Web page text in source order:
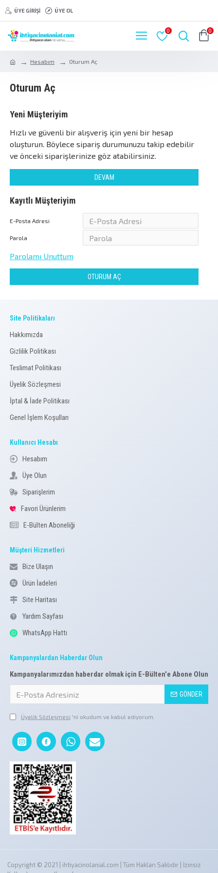
ÜYE GIRIŞI ÜYE OL
0 0
Hesabım Oturum Aç
Oturum Aç
Yeni Müşteriyim
Hızlı ve güvenli bir alışveriş için yeni bir hesap
oluşturun. Böylece sipariş durumunuzu takip edebilir
ve önceki siparişlerinize göz atabilirsiniz.
DEVAM
Kayıtlı Müşteriyim
E-Posta Adresi
Parola
Parolamı Unuttum
OTURUM AÇ
Site Politikaları
Hakkımızda
Gizlilik Politikası
Teslimat Politikası
Üyelik Sözleşmesi
İptal & İade Politikası
Genel İşlem Koşulları
Kullanıcı Hesabı
Hesabım
Üye Olun
Siparişlerim
Favori Ürünlerim
E-Bülten Aboneliği
Müşteri Hizmetleri
Bize Ulaşın
Ürün İadeleri
Site Haritası
Yardım Sayfası
WhatsApp Hattı
Kampanyalardan Haberdar Olun
Kampanyalarımızdan haberdar olmak için E-Bülten'e Abone Olun
GÖNDER
Üyelik Sözleşmesi 'ni okudum ve kabul ediyorum.
Copyright © 2021 | ihtiyacinolanial.com | Tüm Hakları Saklıdır | İzinsiz